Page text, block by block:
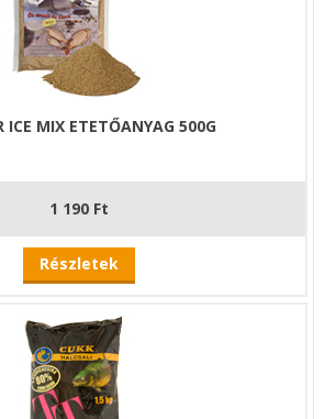
ICE MIX ETETŐANYAG 500G
1 190 Ft
Részletek